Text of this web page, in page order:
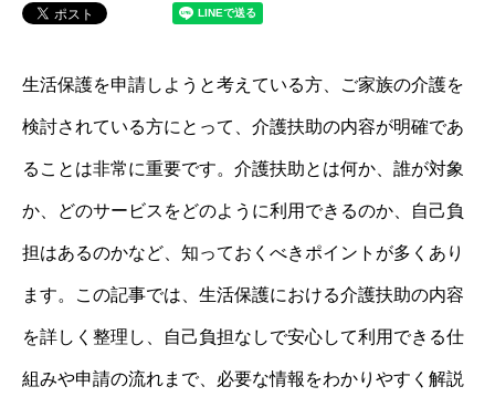
生活保護を申請しようと考えている方、ご家族の介護を
検討されている方にとって、介護扶助の内容が明確であ
ることは非常に重要です。介護扶助とは何か、誰が対象
か、どのサービスをどのように利用できるのか、自己負
担はあるのかなど、知っておくべきポイントが多くあり
ます。この記事では、生活保護における介護扶助の内容
を詳しく整理し、自己負担なしで安心して利用できる仕
組みや申請の流れまで、必要な情報をわかりやすく解説